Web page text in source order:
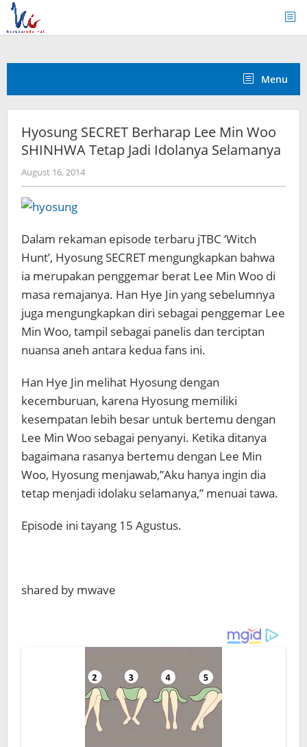
Skip
content
Menu
Hyosung SECRET Berharap Lee Min Woo
SHINHWA Tetap Jadi Idolanya Selamanya
August 16, 2014by
Koreanindo
Dalam rekaman episode terbaru jTBC ‘Witch
Hunt’, Hyosung SECRET mengungkapkan bahwa
ia merupakan penggemar berat Lee Min Woo di
masa remajanya. Han Hye Jin yang sebelumnya
juga mengungkapkan diri sebagai penggemar Lee
Min Woo, tampil sebagai panelis dan terciptan
nuansa aneh antara kedua fans ini.
Han Hye Jin melihat Hyosung dengan
kecemburuan, karena Hyosung memiliki
kesempatan lebih besar untuk bertemu dengan
Lee Min Woo sebagai penyanyi. Ketika ditanya
bagaimana rasanya bertemu dengan Lee Min
Woo, Hyosung menjawab,”Aku hanya ingin dia
tetap menjadi idolaku selamanya,” menuai tawa.
Episode ini tayang 15 Agustus.
shared by mwave